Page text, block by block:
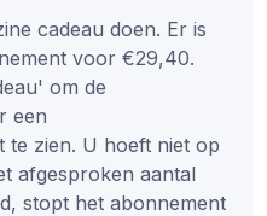
cadeau doen. Er is
voor €29,40.
om de
een
te zien. U hoeft niet op
afgesproken aantal
stopt het abonnement